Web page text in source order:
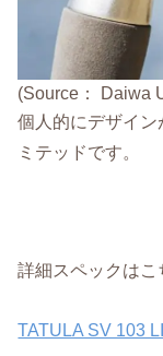
(Source： Daiwa
個人的にデザイン
ミテッドです。
詳細スペックはこ
TATULA SV 103